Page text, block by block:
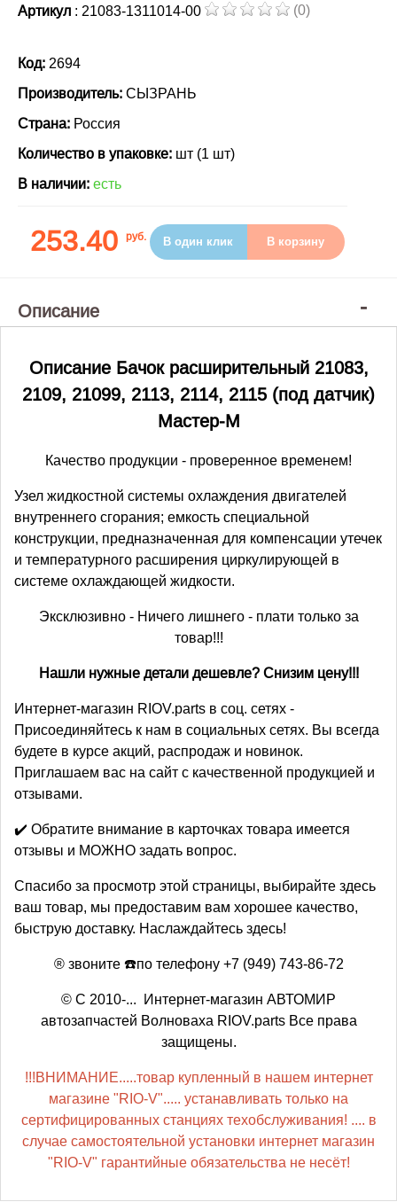
Артикул : 21083-1311014-00 (0)
Код: 2694
Производитель: СЫЗРАНЬ
Страна: Россия
Количество в упаковке: шт (1 шт)
В наличии: есть
253.40 руб. В один клик В корзину
Описание
Описание Бачок расширительный 21083,
2109, 21099, 2113, 2114, 2115 (под датчик)
Мастер-М
Качество продукции - проверенное временем!
Узел жидкостной системы охлаждения двигателей
внутреннего сгорания; емкость специальной
конструкции, предназначенная для компенсации утечек
и температурного расширения циркулирующей в
системе охлаждающей жидкости.
Эксклюзивно - Ничего лишнего - плати только за
товар!!!
Нашли нужные детали дешевле? Снизим цену!!!
Интернет-магазин RIOV.parts в соц. сетях -
Присоединяйтесь к нам в социальных сетях. Вы всегда
будете в курсе акций, распродаж и новинок.
Приглашаем вас на сайт с качественной продукцией и
отзывами.
✔️ Обратите внимание в карточках товара имеется
отзывы и МОЖНО задать вопрос.
Спасибо за просмотр этой страницы, выбирайте здесь
ваш товар, мы предоставим вам хорошее качество,
быструю доставку. Наслаждайтесь здесь!
® звоните ☎️по телефону +7 (949) 743-86-72
© С 2010-... Интернет-магазин АВТОМИР
автозапчастей Волноваха RIOV.parts Все права
защищены.
!!!ВНИМАНИЕ.....товар купленный в нашем интернет
магазине "RIO-V"..... устанавливать только на
сертифицированных станциях техобслуживания! .... в
случае самостоятельной установки интернет магазин
"RIO-V" гарантийные обязательства не несёт!